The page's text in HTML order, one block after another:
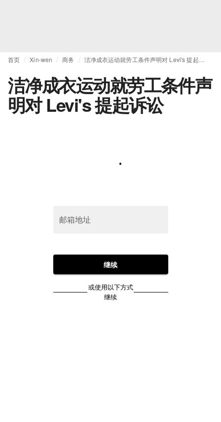
首页 Xin-wen 商务
洁净成衣运动就劳工条件声
明对 Levi's 提起诉讼
邮箱地址
继续
或使用以下方式
继续